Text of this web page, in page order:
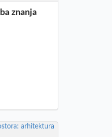
znanja